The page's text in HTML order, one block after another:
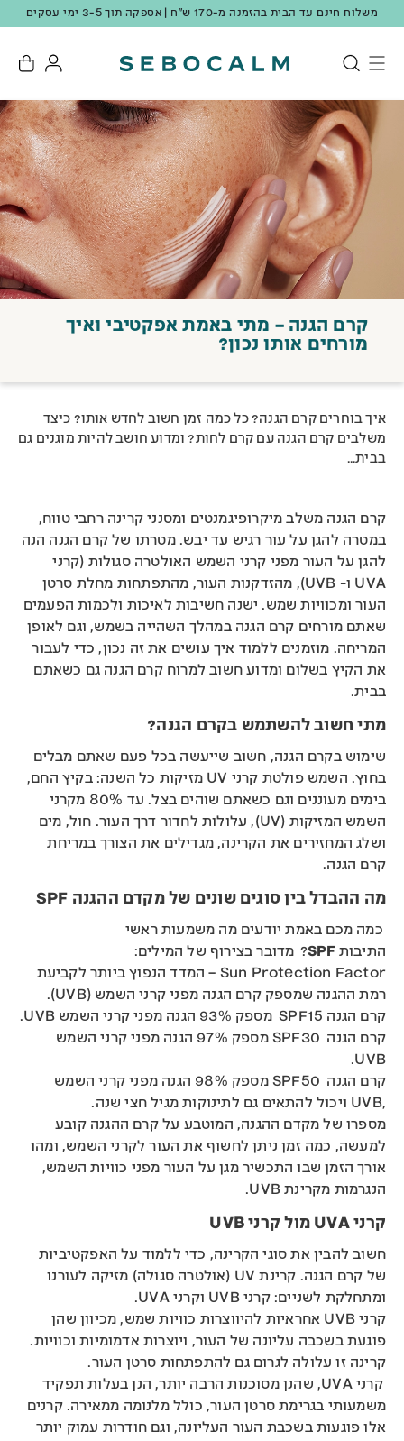
מצטרפים למועדון ונהנים מ-10 נק' מתנה + 10% הנחה ברכישה ראשונה!
קרם הגנה – מתי באמת אפקטיבי ואיך
מורחים אותו נכון?
איך בוחרים קרם הגנה? כל כמה זמן חשוב לחדש אותו? כיצד
משלבים קרם הגנה עם קרם לחות? ומדוע חושב להיות מוגנים גם
בבית…
קרם הגנה משלב מיקרופיגמנטים ומסנני קרינה רחבי טווח,
במטרה להגן על עור רגיש עד יבש. מטרתו של קרם הגנה הנה
להגן על העור מפני קרני השמש האולטרה סגולות (קרני
UVA ו- UVB), מהזדקנות העור, מהתפתחות מחלת סרטן
העור ומכוויות שמש. ישנה חשיבות לאיכות ולכמות הפעמים
שאתם מורחים קרם הגנה במהלך השהייה בשמש, וגם לאופן
המריחה. מוזמנים ללמוד איך עושים את זה נכון, כדי לעבור
את הקיץ בשלום ומדוע חשוב למרוח קרם הגנה גם כשאתם
בבית.
מתי חשוב להשתמש בקרם הגנה?
שימוש בקרם הגנה, חשוב שייעשה בכל פעם שאתם מבלים
בחוץ. השמש פולטת קרני UV מזיקות כל השנה: בקיץ החם,
בימים מעוננים וגם כשאתם שוהים בצל. עד 80% מקרני
השמש המזיקות (UV), עלולות לחדור דרך העור. חול, מים
ושלג המחזירים את הקרינה, מגדילים את הצורך במריחת
קרם הגנה.
מה ההבדל בין סוגים שונים של מקדם ההגנה SPF
כמה מכם באמת יודעים מה משמעות ראשי
התיבות SPF? מדובר בצירוף של המילים:
Sun Protection Factor – המדד הנפוץ ביותר לקביעת
רמת ההגנה שמספק קרם הגנה מפני קרני השמש (UVB).
קרם הגנה SPF15 מספק 93% הגנה מפני קרני השמש UVB.
קרם הגנה SPF30 מספק 97% הגנה מפני קרני השמש
UVB.
קרם הגנה SPF50 מספק 98% הגנה מפני קרני השמש
,UVB ויכול להתאים גם לתינוקות מגיל חצי שנה.
מספרו של מקדם ההגנה, המוטבע על קרם ההגנה קובע
למעשה, כמה זמן ניתן לחשוף את העור לקרני השמש, ומהו
אורך הזמן שבו התכשיר מגן על העור מפני כוויות השמש,
הנגרמות מקרינת UVB.
קרניUVA מול קרני UVB
חשוב להבין את סוגי הקרינה, כדי ללמוד על האפקטיביות
של קרם הגנה. קרינת UV (אולטרה סגולה) מזיקה לעורנו
ומתחלקת לשניים: קרני UVB וקרני UVA.
קרני UVB אחראיות להיווצרות כוויות שמש, מכיוון שהן
פוגעת בשכבה עליונה של העור, ויוצרות אדמומיות וכוויות.
קרינה זו עלולה לגרום גם להתפתחות סרטן העור.
קרני UVA, שהנן מסוכנות הרבה יותר, הנן בעלות תפקיד
משמעותי בגרימת סרטן העור, כולל מלנומה ממאירה. קרנים
אלו פוגעות בשכבת העור העליונה, וגם חודרות עמוק יותר